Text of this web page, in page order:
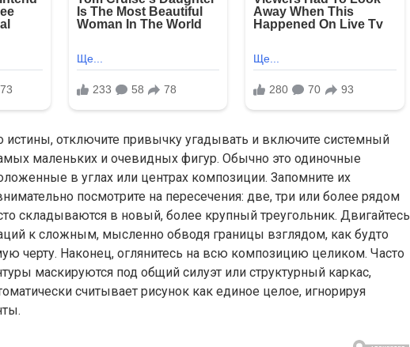
истины, отключите привычку угадывать и включите системный
маленьких и очевидных фигур. Обычно это одиночные
в углах или центрах композиции. Запомните их
посмотрите на пересечения: две, три или более рядом
складываются в новый, более крупный треугольник. Двигайтесь
к сложным, мысленно обводя границы взглядом, как будто
черту. Наконец, оглянитесь на всю композицию целиком. Часто
маскируются под общий силуэт или структурный каркас,
считывает рисунок как единое целое, игнорируя